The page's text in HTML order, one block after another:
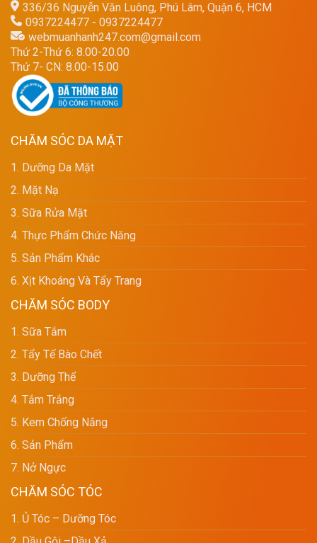
336/36 Nguyễn Văn Luông, Phú Lâm, Quận 6, HCM
0937224477 - 0937224477
webmuanhanh247.com@gmail.com
Thứ 2-Thứ 6: 8.00-20.00
Thứ 7- CN: 8.00-15.00
CHĂM SÓC DA MẶT
1. Dưỡng Da Mặt
2. Mặt Nạ
3. Sữa Rửa Mặt
4. Thực Phẩm Chức Năng
5. Sản Phẩm Khác
6. Xịt Khoáng Và Tẩy Trang
CHĂM SÓC BODY
1. Sữa Tắm
2. Tẩy Tế Bào Chết
3. Dưỡng Thể
4. Tắm Trắng
5. Kem Chống Nắng
6. Sản Phẩm
7. Nở Ngực
CHĂM SÓC TÓC
1. Ủ Tóc – Dưỡng Tóc